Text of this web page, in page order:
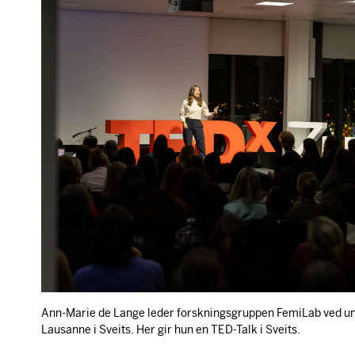
Ann-Marie de Lange leder forskningsgruppen FemiLab ved
Lausanne i Sveits. Her gir hun en TED-Talk i Sveits.